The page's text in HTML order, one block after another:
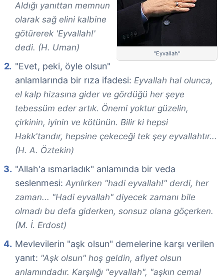
"Eyvallah"
Aldığı yanıttan memnun
olarak sağ elini kalbine
götürerek 'Eyvallah!'
dedi. (H. Uman)
"Evet, peki, öyle olsun"
anlamlarında bir rıza ifadesi: Eyvallah hal olunca,
el kalp hizasına gider ve gördüğü her şeye
tebessüm eder artık. Önemi yoktur güzelin,
çirkinin, iyinin ve kötünün. Bilir ki hepsi
Hakk'tandır, hepsine çekeceği tek şey eyvallahtır...
(H. A. Öztekin)
"Allah'a ısmarladık" anlamında bir veda
seslenmesi: Ayrılırken "hadi eyvallah!" derdi, her
zaman... "Hadi eyvallah" diyecek zamanı bile
olmadı bu defa giderken, sonsuz olana göçerken.
(M. İ. Erdost)
Mevlevilerin "aşk olsun" demelerine karşı verilen
yanıt: "Aşk olsun" hoş geldin, afiyet olsun
anlamındadır. Karşılığı "eyvallah", "aşkın cemal